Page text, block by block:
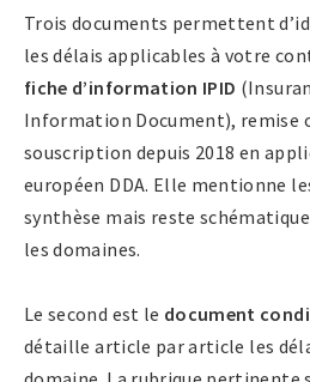
Trois documents permettent
les délais applicables à votre
fiche d’information IPID
Information Document),
souscription depuis 2018 en
européen DDA. Elle mentionne
synthèse mais reste
les domaines.
Le second est le document
détaille article par article les